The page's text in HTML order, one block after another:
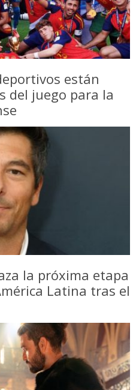
están
del juego para la
la próxima etapa
Latina tras el